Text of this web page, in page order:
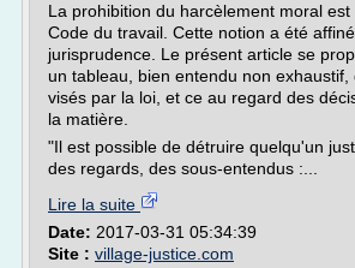
La prohibition du harcèlement moral
Code du travail. Cette notion a été
jurisprudence. Le présent article se
un tableau, bien entendu non exhaustif,
visés par la loi, et ce au regard des
la matière.
"Il est possible de détruire quelqu'un
des regards, des sous-entendus :...
Lire la suite
Date: 2017-03-31 05:34:39
Site : village-justice.com